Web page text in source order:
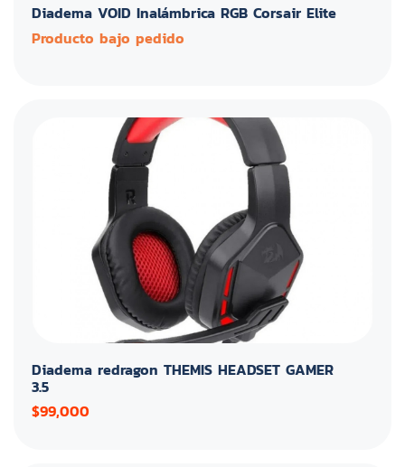
Diadema VOID Inalámbrica RGB Corsair Elite
Producto bajo pedido
Diadema redragon THEMIS HEADSET GAMER
3.5
$99,000